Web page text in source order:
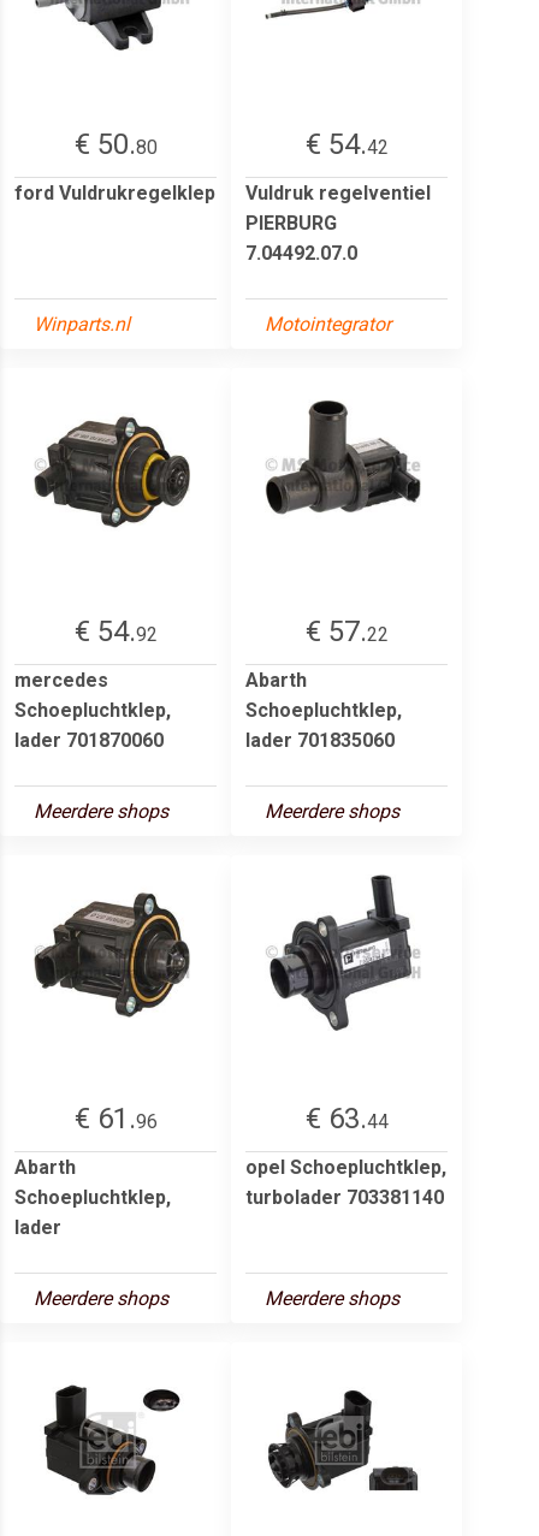
€ 50.80
ford Vuldrukregelklep
Winparts.nl
€ 54.42
Vuldruk regelventiel
PIERBURG
7.04492.07.0
Motointegrator
€ 54.92
mercedes
Schoepluchtklep,
lader 701870060
Meerdere shops
€ 57.22
Abarth
Schoepluchtklep,
lader 701835060
Meerdere shops
€ 61.96
Abarth
Schoepluchtklep,
lader
Meerdere shops
€ 63.44
opel Schoepluchtklep,
turbolader 703381140
Meerdere shops